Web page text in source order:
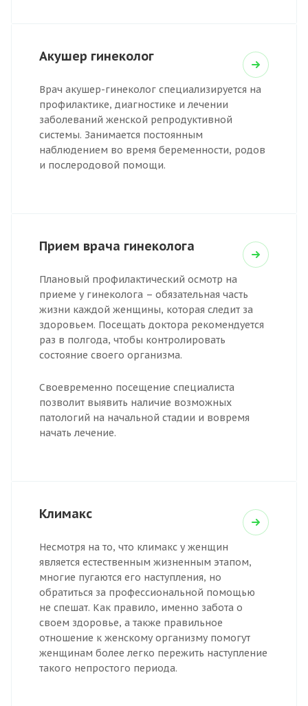
Акушер гинеколог
Врач акушер-гинеколог специализируется на
профилактике, диагностике и лечении
заболеваний женской репродуктивной
системы. Занимается постоянным
наблюдением во время беременности, родов
и послеродовой помощи.
Прием врача гинеколога
Плановый профилактический осмотр на
приеме у гинеколога – обязательная часть
жизни каждой женщины, которая следит за
здоровьем. Посещать доктора рекомендуется
раз в полгода, чтобы контролировать
состояние своего организма.
Своевременно посещение специалиста
позволит выявить наличие возможных
патологий на начальной стадии и вовремя
начать лечение.
Климакс
Несмотря на то, что климакс у женщин
является естественным жизненным этапом,
многие пугаются его наступления, но
обратиться за профессиональной помощью
не спешат. Как правило, именно забота о
своем здоровье, а также правильное
отношение к женскому организму помогут
женщинам более легко пережить наступление
такого непростого периода.